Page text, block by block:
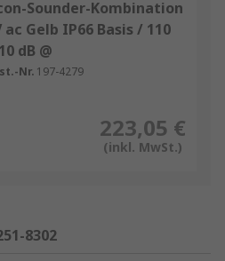
Sounder-Kombination
ac Gelb IP66 Basis / 110
dB @
Nr. 197-4279
223,05 €
(inkl. MwSt.)
8302